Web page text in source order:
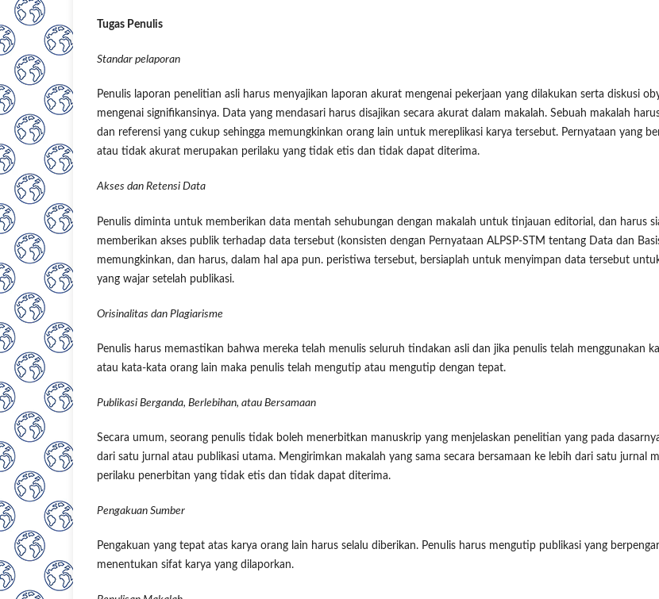
Tugas Penulis
Standar pelaporan
Penulis laporan penelitian asli harus menyajikan laporan akurat mengenai pekerjaan yang dilakukan serta diskusi
mengenai signifikansinya. Data yang mendasari harus disajikan secara akurat dalam makalah. Sebuah makalah
dan referensi yang cukup sehingga memungkinkan orang lain untuk mereplikasi karya tersebut. Pernyataan yang
atau tidak akurat merupakan perilaku yang tidak etis dan tidak dapat diterima.
Akses dan Retensi Data
Penulis diminta untuk memberikan data mentah sehubungan dengan makalah untuk tinjauan editorial, dan harus
memberikan akses publik terhadap data tersebut (konsisten dengan Pernyataan ALPSP-STM tentang Data dan
memungkinkan, dan harus, dalam hal apa pun. peristiwa tersebut, bersiaplah untuk menyimpan data tersebut
yang wajar setelah publikasi.
Orisinalitas dan Plagiarisme
Penulis harus memastikan bahwa mereka telah menulis seluruh tindakan asli dan jika penulis telah menggunakan
atau kata-kata orang lain maka penulis telah mengutip atau mengutip dengan tepat.
Publikasi Berganda, Berlebihan, atau Bersamaan
Secara umum, seorang penulis tidak boleh menerbitkan manuskrip yang menjelaskan penelitian yang pada
dari satu jurnal atau publikasi utama. Mengirimkan makalah yang sama secara bersamaan ke lebih dari satu jurnal
perilaku penerbitan yang tidak etis dan tidak dapat diterima.
Pengakuan Sumber
Pengakuan yang tepat atas karya orang lain harus selalu diberikan. Penulis harus mengutip publikasi yang
menentukan sifat karya yang dilaporkan.